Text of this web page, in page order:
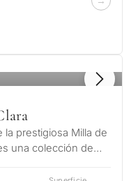
la prestigiosa Milla de
una colección de